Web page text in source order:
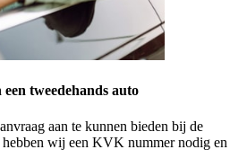
tweedehands auto
aan te kunnen bieden bij de
wij een KVK nummer nodig en